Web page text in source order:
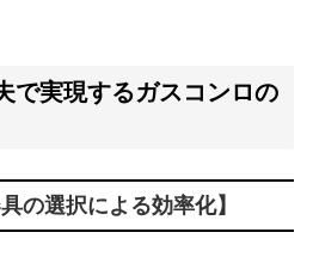
で実現するガスコンロの
の選択による効率化】